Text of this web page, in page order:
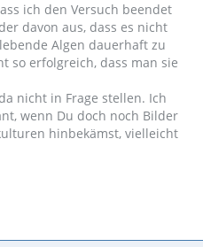
ich den Versuch beendet
davon aus, dass es nicht
Algen dauerhaft zu
so erfolgreich, dass man sie
nicht in Frage stellen. Ich
wenn Du doch noch Bilder
hinbekämst, vielleicht